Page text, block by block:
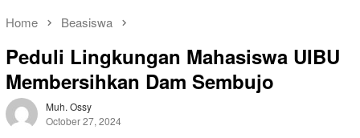
Home Beasiswa
Peduli Lingkungan Mahasiswa UIBU
Membersihkan Dam Sembujo
Muh. Ossy
October 27, 2024